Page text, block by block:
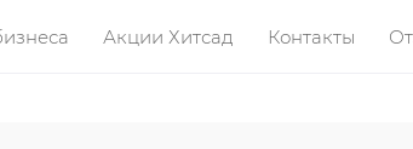
Акции Хитсад Контакты